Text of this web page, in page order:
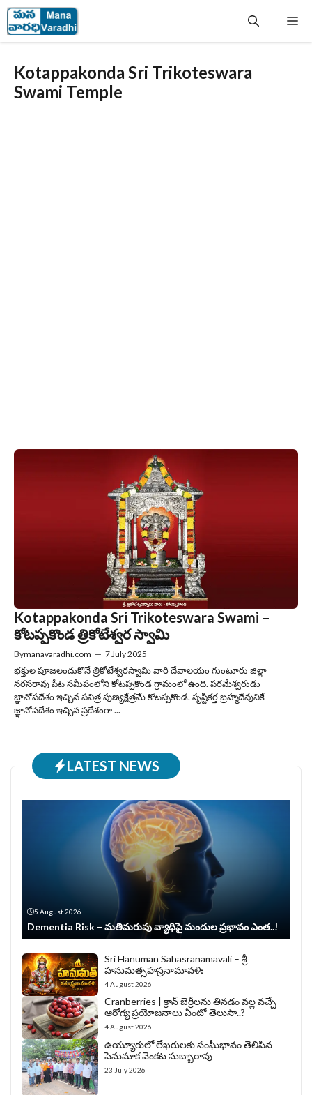
Skip
to
content
Kotappakonda Sri Trikoteswara
Swami Temple
Kotappakonda Sri Trikoteswara Swami –
కోటప్పకొండ త్రికోటేశ్వర స్వామి
Bymanavaradhi.com — 7 July 2025
భక్తుల పూజలందుకొనే త్రికోటేశ్వరస్వామి వారి దేవాలయం గుంటూరు జిల్లా
నరసరావు పేట సమీపంలోని కోటప్పకొండ గ్రామంలో ఉంది. పరమేశ్వరుడు
జ్ఞానోపదేశం ఇచ్చిన పవిత్ర పుణ్యక్షేత్రమే కోటప్పకొండ. సృష్టికర్త బ్రహ్మదేవునికే
జ్ఞానోపదేశం ఇచ్చిన ప్రదేశంగా ...
LATEST NEWS
5 August 2026
Dementia Risk – మతిమరుపు వ్యాధిపై మందుల ప్రభావం ఎంత..!
Sri Hanuman Sahasranamavali – శ్రీ
హనుమత్సహస్రనామావళిః
4 August 2026
Cranberries | క్రాన్ బెర్రీల‌ను తిన‌డం వ‌ల్ల వచ్చే
ఆరోగ్య ప్రయోజనాలు ఏంటో తెలుసా..?
4 August 2026
ఉయ్యూరులో లేఖరులకు సంఘీభావం తెలిపిన
పెనుమాక వెంకట సుబ్బారావు
23 July 2026